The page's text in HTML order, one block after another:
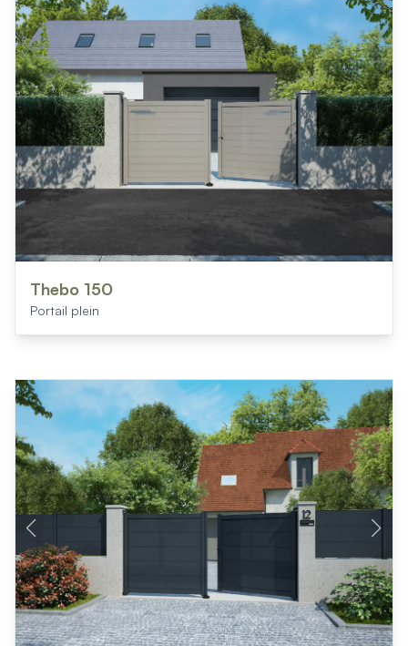
Thebo 150
Portail plein